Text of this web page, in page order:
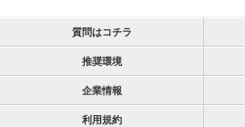
質問はコチラ
推奨環境
企業情報
利用規約